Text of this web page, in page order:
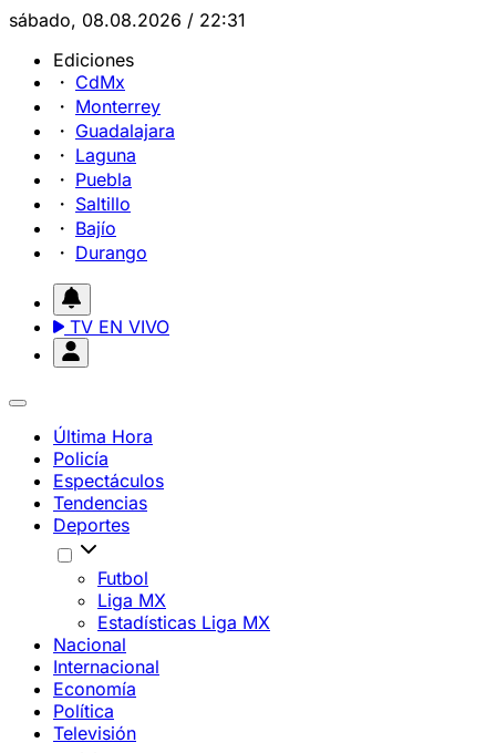
sábado, 08.08.2026 / 22:31
Ediciones
CdMx
Monterrey
Guadalajara
Laguna
Puebla
Saltillo
Bajío
Durango
TV EN VIVO
Última Hora
Policía
Espectáculos
Tendencias
Deportes
Futbol
Liga MX
Estadísticas Liga MX
Nacional
Internacional
Economía
Política
Televisión